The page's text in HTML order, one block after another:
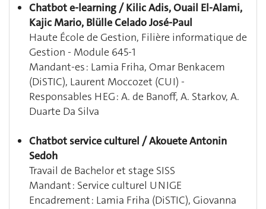
Chatbot e-learning / Kilic Adis, Ouail El-Alami,
Kajic Mario, Blülle Celado José-Paul
Haute École de Gestion, Filière informatique de
Gestion - Module 645-1
Mandant-es : Lamia Friha, Omar Benkacem
(DiSTIC), Laurent Moccozet (CUI) -
Responsables HEG : A. de Banoff, A. Starkov, A.
Duarte Da Silva
Chatbot service culturel / Akouete Antonin
Sedoh
Travail de Bachelor et stage SISS
Mandant : Service culturel UNIGE
Encadrement : Lamia Friha (DiSTIC), Giovanna